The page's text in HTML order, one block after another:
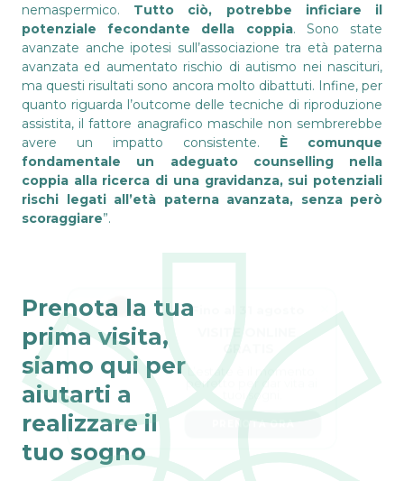
nemaspermico. Tutto ciò, potrebbe inficiare il
potenziale fecondante della coppia. Sono state
avanzate anche ipotesi sull’associazione tra età paterna
avanzata ed aumentato rischio di autismo nei nascituri,
ma questi risultati sono ancora molto dibattuti. Infine, per
quanto riguarda l’outcome delle tecniche di riproduzione
assistita, il fattore anagrafico maschile non sembrerebbe
avere un impatto consistente. È comunque
fondamentale un adeguato counselling nella
coppia alla ricerca di una gravidanza, sui potenziali
rischi legati all’età paterna avanzata, senza però
scoraggiare”.
Prenota la tua
prima visita,
siamo qui per
aiutarti a
realizzare il
tuo sogno
GRATIS
L’estate è il momento
perfetto per dar vita ai
tuoi sogni.
PRENOTA ORA